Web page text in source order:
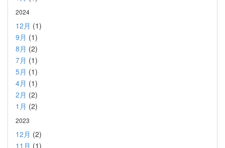
2024
12月 (1)
9月 (1)
8月 (2)
7月 (1)
5月 (1)
4月 (1)
2月 (2)
1月 (2)
2023
12月 (2)
11月 (1)